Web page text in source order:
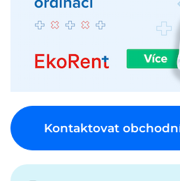
Kontaktovat